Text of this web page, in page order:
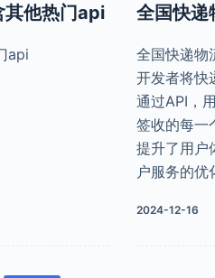
其他热门api
api
全国快递
全国快递物
开发者将快
通过API，
签收的每一
提升了用户
户服务的优
2024-12-16